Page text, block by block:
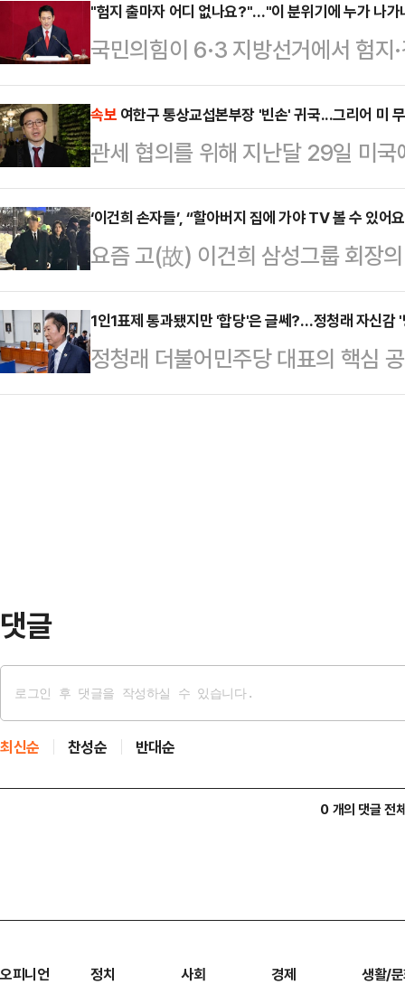
은 11살에 불과한 여성 조카를 반
역 20년을 선고했다.치트라 샤르마
도한 범죄를 저질렀다"며 "이런 범
의 붕괴를 초래할 수 있다"고 양형
터 자신의 집에 아무도 없을 때 조
그는 조카에게…
"험지 출마자 어디 없나요?"…"이 분위기에 누가 나가
국민의힘이 6·3 지방선거에서 험
당 지지율이 저조하게 나오는 상황
라는 우려가 제기되고 있어서다. 당
충청권에서 경쟁력 있는 후보를 내
미래까지 흔들 수 있는 만큼 당이
해야 한다는 목소리가 나온다.17개
6·3 지선에 출마할 예비후보자 등
과 시·군·구청장, 지방…
속보 여한구 통상교섭본부장 '빈손' 귀국...그리어 미
관세 협의를 위해 지난달 29일 미
간 워싱턴에 머물렀지만 협상 상대
만나지 못했다고 밝혔다.
‘이건희 손자들’, “할아버지 집에 가야 TV 볼 수 있어
요즘 고(故) 이건희 삼성그룹 회장
해군 장교가 되어 눈길을 끌더니,
적으로 서울대 경제학부에 입학해
그룹 주최 토크콘서트 ‘열정樂서’
한 적이 있다. 당시 담당 임원이던
1인1표제 통과됐지만 '합당'은 글쎄?…정청래 자신감
정청래 더불어민주당 대표의 핵심
앙위원회 문턱을 넘었다. 눈여겨 볼
댓글
최신순 찬성순 반대순
0 개의 댓글 전
오피니언 정치 사회 경제 생활/